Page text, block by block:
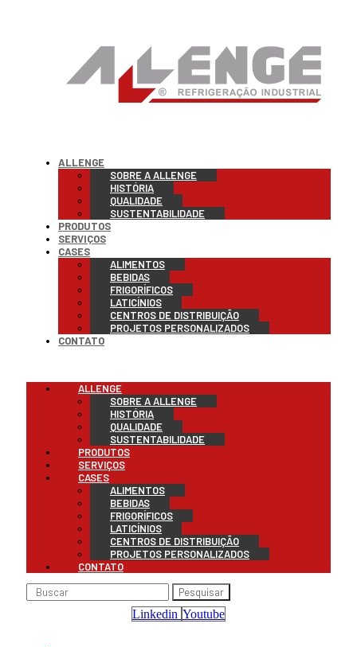
ALLENGE
SOBRE A ALLENGE
HISTÓRIA
QUALIDADE
SUSTENTABILIDADE
PRODUTOS
SERVIÇOS
CASES
ALIMENTOS
BEBIDAS
FRIGORÍFICOS
LATICÍNIOS
CENTROS DE DISTRIBUIÇÃO
PROJETOS PERSONALIZADOS
CONTATO
ALLENGE
SOBRE A ALLENGE
HISTÓRIA
QUALIDADE
SUSTENTABILIDADE
PRODUTOS
SERVIÇOS
CASES
ALIMENTOS
BEBIDAS
FRIGORÍFICOS
LATICÍNIOS
CENTROS DE DISTRIBUIÇÃO
PROJETOS PERSONALIZADOS
CONTATO
Pesquisar
Linkedin Youtube